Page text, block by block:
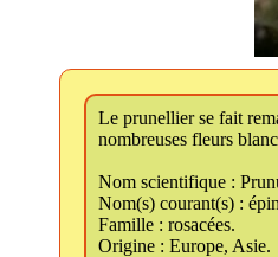
Le prunellier se fait
nombreuses fleurs
Nom scientifique :
Nom(s) courant(s) :
Famille : rosacées.
Origine : Europe, Asie.